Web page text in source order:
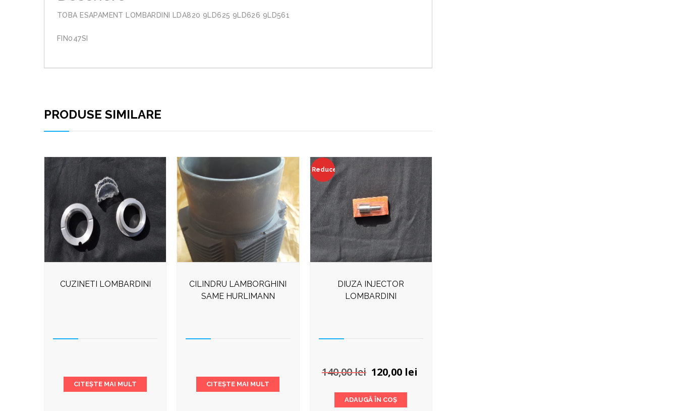
TOBA ESAPAMENT LOMBARDINI LDA820 9LD625 9LD626 9LD561
FIN047SI
PRODUSE SIMILARE
CUZINETI LOMBARDINI
CITEȘTE MAI MULT
CILINDRU LAMBORGHINI
SAME HURLIMANN
CITEȘTE MAI MULT
Reduceri!
DIUZA INJECTOR
LOMBARDINI
140,00lei Prețul
a
120,00 lei
ADAUGĂ ÎN COȘ